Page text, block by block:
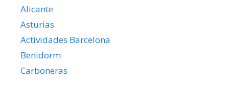
Alicante
Asturias
Actividades Barcelona
Benidorm
Carboneras